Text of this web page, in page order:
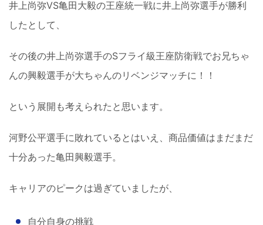
井上尚弥VS亀田大毅の王座統一戦に井上尚弥選手が勝利
したとして、
その後の井上尚弥選手のSフライ級王座防衛戦でお兄ちゃ
んの興毅選手が大ちゃんのリベンジマッチに！！
という展開も考えられたと思います。
河野公平選手に敗れているとはいえ、商品価値はまだまだ
十分あった亀田興毅選手。
キャリアのピークは過ぎていましたが、
自分自身の挑戦